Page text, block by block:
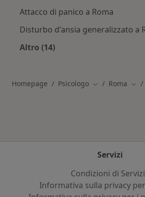
Attacco di panico a Roma
Disturbo d'ansia generalizzato a
Altro (14)
Homepage Psicologo Cambia città
Roma
Servizi
Condizioni di
Informativa sulla privacy